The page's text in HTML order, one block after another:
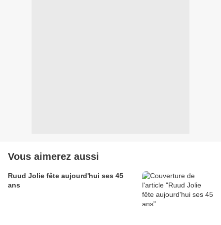
Vous aimerez aussi
Ruud Jolie fête aujourd'hui ses 45
ans